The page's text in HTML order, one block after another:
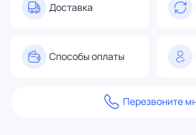
Доставка
Способы оплаты
Перезвоните